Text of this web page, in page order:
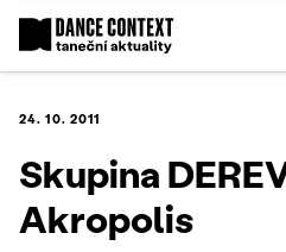
24. 10. 2011
Skupina
Akropolis